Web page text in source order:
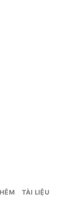
TÀI LIỆU